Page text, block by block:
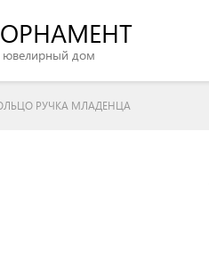
ОРНАМЕНТ
ювелирный дом
РУЧКА МЛАДЕНЦА